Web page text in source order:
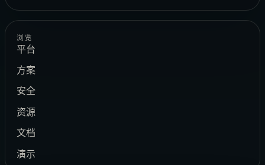
浏览
平台
方案
安全
资源
文档
演示